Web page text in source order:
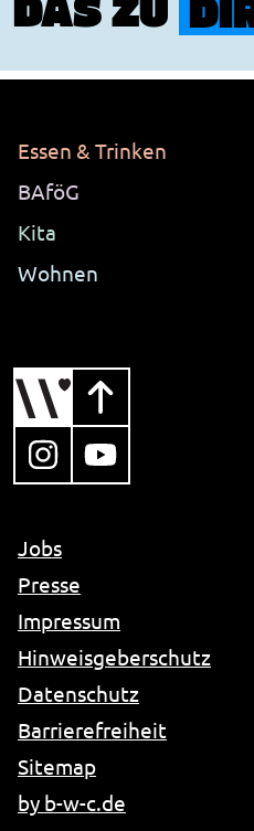
Essen & Trinken
BAföG
Kita
Wohnen
, öffnet in neuem Tab
, öffnet in
Jobs
Presse
Impressum
Hinweisgeberschutz
Datenschutz
Barrierefreiheit
Sitemap
by b-w-c.de